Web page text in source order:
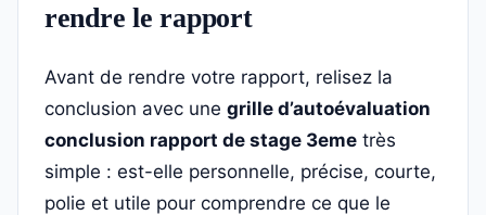
rendre le rapport
Avant de rendre votre rapport, relisez la
conclusion avec une grille d’autoévaluation
conclusion rapport de stage 3eme très
simple : est-elle personnelle, précise, courte,
polie et utile pour comprendre ce que le